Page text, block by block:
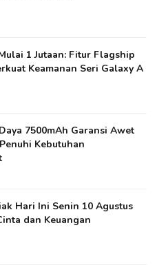
1 Jutaan: Fitur Flagship
Keamanan Seri Galaxy A
7500mAh Garansi Awet
Kebutuhan
Hari Ini Senin 10 Agustus
dan Keuangan